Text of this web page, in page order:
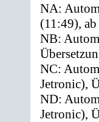
NA:
(11:49),
NB:
NC:
Jetronic),
ND:
Jetronic),